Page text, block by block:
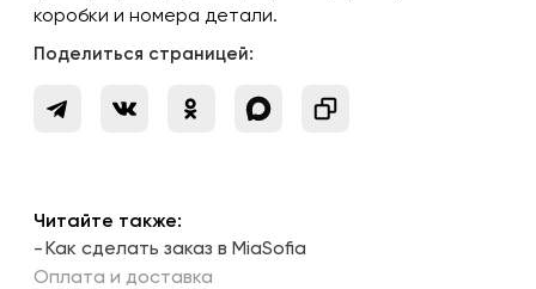
Поделиться страницей:
Читайте также:
Как сделать заказ в MiaSofia
Оплата и доставка
коробки и номера детали.